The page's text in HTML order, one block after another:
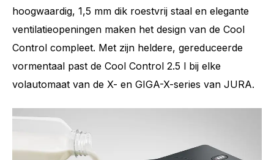
hoogwaardig, 1,5 mm dik roestvrij staal en elegante
ventilatieopeningen maken het design van de Cool
Control compleet. Met zijn heldere, gereduceerde
vormentaal past de Cool Control 2.5 l bij elke
volautomaat van de X- en GIGA-X-series van JURA.